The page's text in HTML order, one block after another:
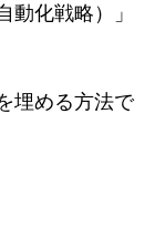
動化戦略）」
埋める方法で